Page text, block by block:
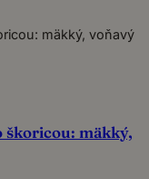
škoricou: mäkký,